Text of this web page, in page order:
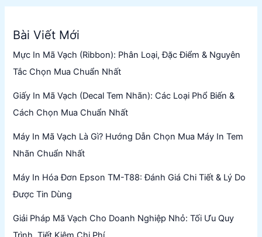
Bài Viết Mới
Mực In Mã Vạch (Ribbon): Phân Loại, Đặc Điểm & Nguyên
Tắc Chọn Mua Chuẩn Nhất
Giấy In Mã Vạch (Decal Tem Nhãn): Các Loại Phổ Biến &
Cách Chọn Mua Chuẩn Nhất
Máy In Mã Vạch Là Gì? Hướng Dẫn Chọn Mua Máy In Tem
Nhãn Chuẩn Nhất
Máy In Hóa Đơn Epson TM-T88: Đánh Giá Chi Tiết & Lý Do
Được Tin Dùng
Giải Pháp Mã Vạch Cho Doanh Nghiệp Nhỏ: Tối Ưu Quy